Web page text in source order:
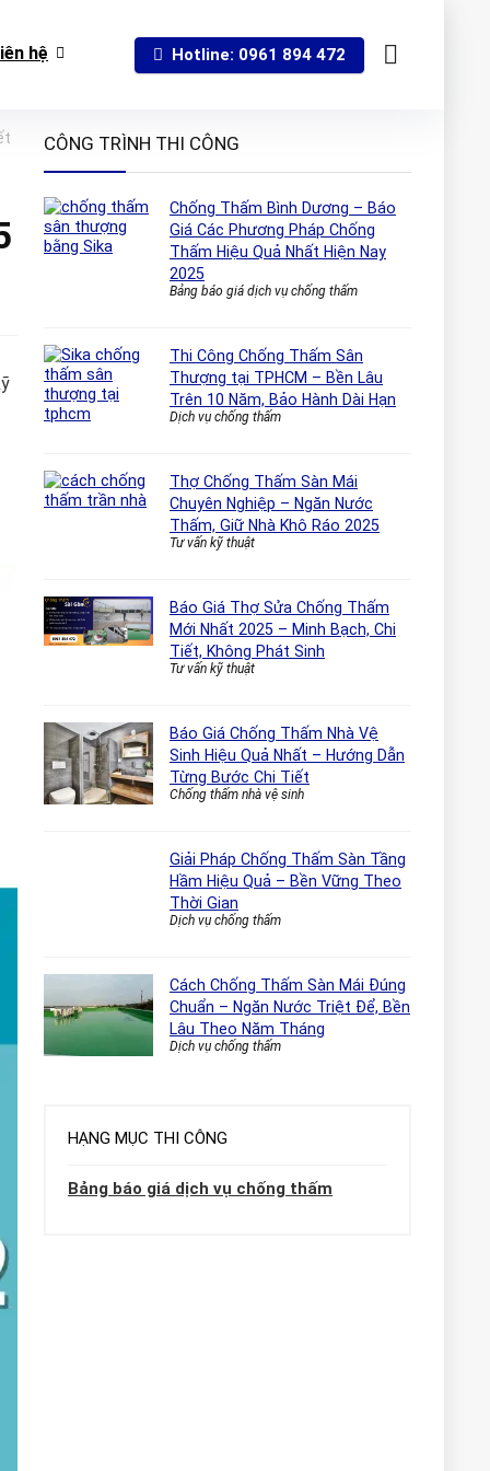
hệ Hotline: 0961 894 472
CÔNG TRÌNH THI CÔNG
Chống Thấm Bình Dương – Báo
Giá Các Phương Pháp Chống
Thấm Hiệu Quả Nhất Hiện Nay
2025
Bảng báo giá dịch vụ chống thấm
Thi Công Chống Thấm Sân
Thượng tại TPHCM – Bền Lâu
Trên 10 Năm, Bảo Hành Dài Hạn
Dịch vụ chống thấm
Thợ Chống Thấm Sàn Mái
Chuyên Nghiệp – Ngăn Nước
Thấm, Giữ Nhà Khô Ráo 2025
Tư vấn kỹ thuật
Báo Giá Thợ Sửa Chống Thấm
Mới Nhất 2025 – Minh Bạch, Chi
Tiết, Không Phát Sinh
Tư vấn kỹ thuật
Báo Giá Chống Thấm Nhà Vệ
Sinh Hiệu Quả Nhất – Hướng Dẫn
Từng Bước Chi Tiết
Chống thấm nhà vệ sinh
Giải Pháp Chống Thấm Sàn Tầng
Hầm Hiệu Quả – Bền Vững Theo
Thời Gian
Dịch vụ chống thấm
Cách Chống Thấm Sàn Mái Đúng
Chuẩn – Ngăn Nước Triệt Để, Bền
Lâu Theo Năm Tháng
Dịch vụ chống thấm
HẠNG MỤC THI CÔNG
Bảng báo giá dịch vụ chống thấm